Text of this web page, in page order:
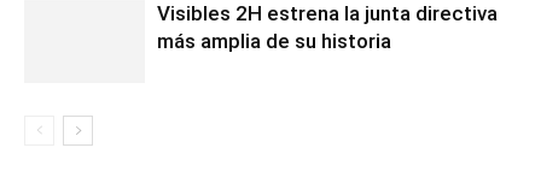
Visibles 2H estrena la junta directiva
más amplia de su historia